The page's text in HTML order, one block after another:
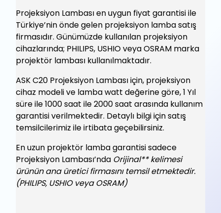
Projeksiyon Lambası en uygun fiyat garantisi ile
Türkiye’nin önde gelen projeksiyon lamba satış
firmasıdır. Günümüzde kullanılan projeksiyon
cihazlarında; PHILIPS, USHIO veya OSRAM marka
projektör lambası kullanılmaktadır.
ASK C20 Projeksiyon Lambası için, projeksiyon
cihaz modeli ve lamba watt değerine göre, 1 Yıl
süre ile 1000 saat ile 2000 saat arasında kullanım
garantisi verilmektedir. Detaylı bilgi için satış
temsilcilerimiz ile irtibata geçebilirsiniz.
En uzun projektör lamba garantisi sadece
Projeksiyon Lambası’nda Orijinal** kelimesi
ürünün ana üretici firmasını temsil etmektedir.
(PHILIPS, USHIO veya OSRAM)